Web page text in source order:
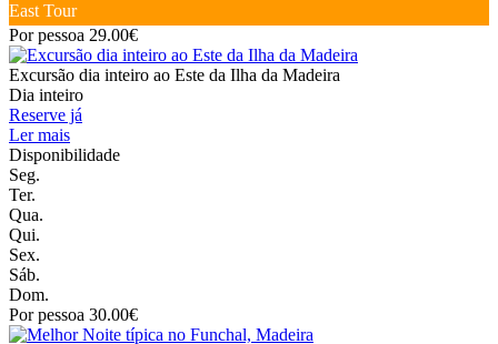
East Tour
Por pessoa 29.00€
Excursão dia inteiro ao Este da Ilha da Madeira
Dia inteiro
Reserve já
Ler mais
Disponibilidade
Seg.
Ter.
Qua.
Qui.
Sex.
Sáb.
Dom.
Por pessoa 30.00€